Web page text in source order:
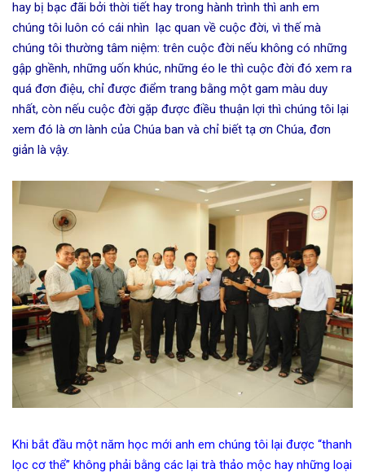
hay bị bạc đãi bởi thời tiết hay trong hành trình thì anh em
chúng tôi luôn có cái nhìn lạc quan về cuộc đời, vì thế mà
chúng tôi thường tâm niệm: trên cuộc đời nếu không có những
gập ghềnh, những uốn khúc, những éo le thì cuộc đời đó xem ra
quá đơn điệu, chỉ được điểm trang bằng một gam màu duy
nhất, còn nếu cuộc đời gặp được điều thuận lợi thì chúng tôi lại
xem đó là ơn lành của Chúa ban và chỉ biết tạ ơn Chúa, đơn
giản là vậy.
Khi bắt đầu một năm học mới anh em chúng tôi lại được “thanh
lọc cơ thể” không phải bằng các lại trà thảo mộc hay những loại